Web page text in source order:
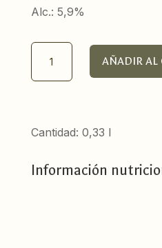
Alc.: 5,9%
Ochohuellas
AÑADIR AL
Cantidad: 0,33 l
Información